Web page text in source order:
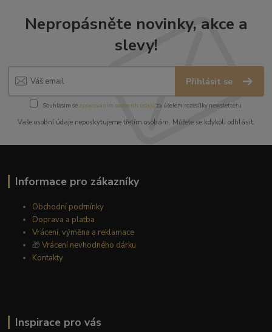
Nepropásněte novinky, akce a
slevy!
Přihlásit se
Souhlasím se zpracováním osobních údajůza účelem rozesílky newsletteru.
Vaše osobní údaje neposkytujeme třetím osobám. Můžete se kdykoli odhlásit.
Informace pro zákazníky
Obchodní podmínky
Doprava a platba
Vrácení, výměna a reklamace
🎁Vrácení nevhodného dárku
Kontakty
Inspirace pro vás